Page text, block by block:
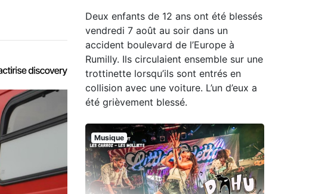
Deux enfants de 12 ans ont été blessés
vendredi 7 août au soir dans un
accident boulevard de l’Europe à
Rumilly. Ils circulaient ensemble sur une
trottinette lorsqu’ils sont entrés en
collision avec une voiture. L’un d’eux a
été grièvement blessé.
Musique